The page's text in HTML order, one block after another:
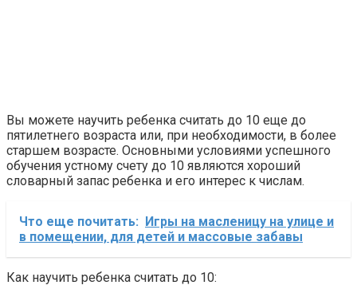
Вы можете научить ребенка считать до 10 еще до
пятилетнего возраста или, при необходимости, в более
старшем возрасте. Основными условиями успешного
обучения устному счету до 10 являются хороший
словарный запас ребенка и его интерес к числам.
Что еще почитать:
Игры на масленицу на улице и
в помещении, для детей и массовые забавы
Как научить ребенка считать до 10: